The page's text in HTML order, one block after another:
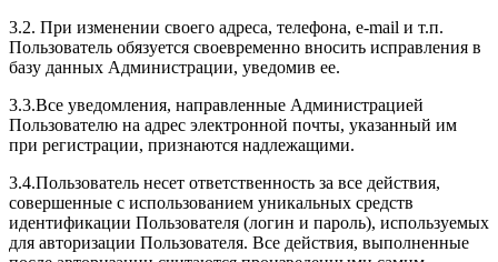
3.2. При изменении своего адреса, телефона, e-mail и т.п.
Пользователь обязуется своевременно вносить исправления в
базу данных Администрации, уведомив ее.
3.3.Все уведомления, направленные Администрацией
Пользователю на адрес электронной почты, указанный им
при регистрации, признаются надлежащими.
3.4.Пользователь несет ответственность за все действия,
совершенные с использованием уникальных средств
идентификации Пользователя (логин и пароль), используемых
для авторизации Пользователя. Все действия, выполненные